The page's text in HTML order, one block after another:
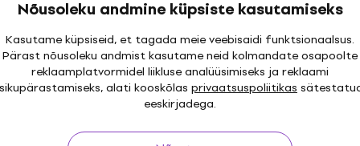
Nõusoleku andmine küpsiste kasutamiseks
Kasutame küpsiseid, et tagada meie veebisaidi funktsionaalsus.
Pärast nõusoleku andmist kasutame neid kolmandate osapoolte
reklaamplatvormidel liikluse analüüsimiseks ja reklaami
alati kooskõlas privaatsuspoliitikas
eeskirjadega.